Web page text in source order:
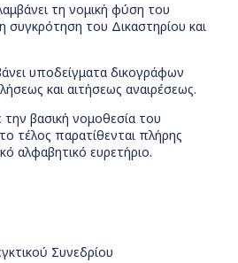
τη νομική φύση του
συγκρότηση του Δικαστηρίου και
υποδείγματα δικογράφων
και αιτήσεως αναιρέσεως.
βασική νομοθεσία του
τέλος παρατίθενται πλήρης
αλφαβητικό ευρετήριο.
Συνεδρίου